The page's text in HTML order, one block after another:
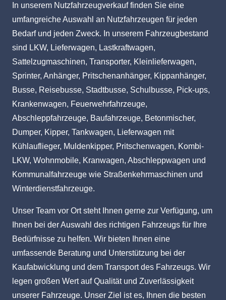
In unserem Nutzfahrzeugverkauf finden Sie eine
umfangreiche Auswahl an Nutzfahrzeugen für jeden
Bedarf und jeden Zweck. In unserem Fahrzeugbestand
sind LKW, Lieferwagen, Lastkraftwagen,
Sattelzugmaschinen, Transporter, Kleinlieferwagen,
Sprinter, Anhänger, Pritschenanhänger, Kippanhänger,
Busse, Reisebusse, Stadtbusse, Schulbusse, Pick-ups,
Krankenwagen, Feuerwehrfahrzeuge,
Abschleppfahrzeuge, Baufahrzeuge, Betonmischer,
Dumper, Kipper, Tankwagen, Lieferwagen mit
Kühlauflieger, Muldenkipper, Pritschenwagen, Kombi-
LKW, Wohnmobile, Kranwagen, Abschleppwagen und
Kommunalfahrzeuge wie Straßenkehrmaschinen und
Winterdienstfahrzeuge.
Unser Team vor Ort steht Ihnen gerne zur Verfügung, um
Ihnen bei der Auswahl des richtigen Fahrzeugs für Ihre
Bedürfnisse zu helfen. Wir bieten Ihnen eine
umfassende Beratung und Unterstützung bei der
Kaufabwicklung und dem Transport des Fahrzeugs. Wir
legen großen Wert auf Qualität und Zuverlässigkeit
unserer Fahrzeuge. Unser Ziel ist es, Ihnen die besten